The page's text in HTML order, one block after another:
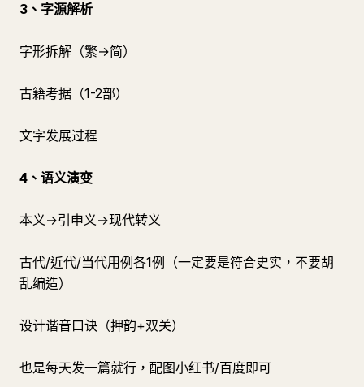
3、字源解析
字形拆解（繁→简）
古籍考据（1-2部）
文字发展过程
4、语义演变
本义→引申义→现代转义
古代/近代/当代用例各1例（一定要是符合史实，不要胡
乱编造）
设计谐音口诀（押韵+双关）
也是每天发一篇就行，配图小红书/百度即可